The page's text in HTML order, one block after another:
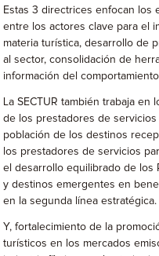
Estas 3 directrices enfocan los
entre los actores clave para el
materia turística, desarrollo de
al sector, consolidación de
información del
La SECTUR también trabaja
de los prestadores de
población de los destinos
los prestadores de servicios
el desarrollo equilibrado de los
y destinos emergentes en
en la segunda línea estratégica.
Y, fortalecimiento de la
turísticos en los mercados